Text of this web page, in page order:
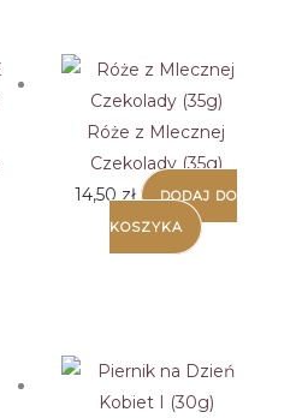
Róże z Mlecznej
Czekolady (35g)
14,50 zł
DODAJ DO
KOSZYKA